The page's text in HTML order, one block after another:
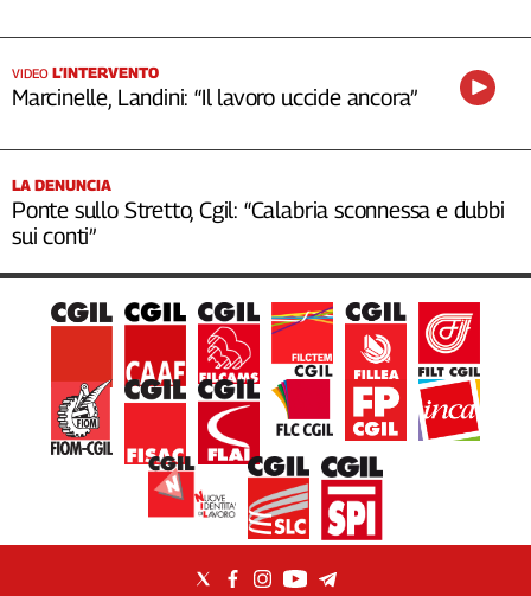
VIDEO L’INTERVENTO
Marcinelle, Landini: “Il lavoro uccide ancora”
LA DENUNCIA
Ponte sullo Stretto, Cgil: “Calabria sconnessa e dubbi
sui conti”